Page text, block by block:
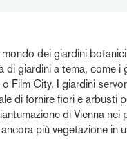
dei giardini
di giardini a tema, come i
Film City. I giardini
di fornire fiori e arbusti
di Vienna nei
più vegetazione in